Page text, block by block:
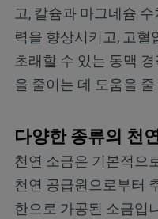
고, 칼슘과 마그네슘
력을 향상시키고, 고혈
초래할 수 있는 동맥
을 줄이는 데 도움을
다양한 종류의 천
천연 소금은 기본적으
천연 공급원으로부터
한으로 가공된 소금입